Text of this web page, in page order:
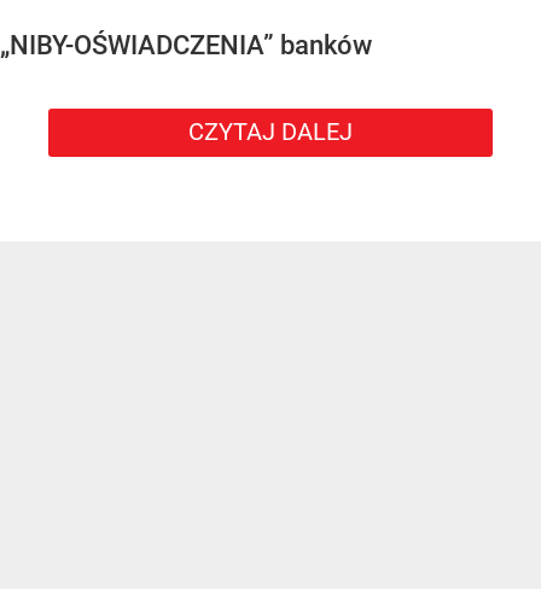
„NIBY-OŚWIADCZENIA” banków
CZYTAJ DALEJ